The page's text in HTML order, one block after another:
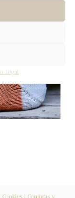
Legal
Cookies| Compras y